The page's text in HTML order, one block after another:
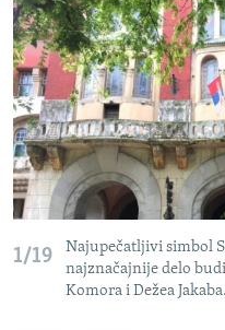
RSE PRIČE IZ SVIJETA
ISPRIČAJ MI
DNEVNO@RSE
SPECIJALI RSE
VIŠE OD NASLOVA
GENOCID U SREBRENICI
POPLAVE I KLIZIŠTA U BIH 2024.
TV LIBERTY
PRATITE NAS
Sve RFE/RL stranice
1/19
Najupečatljivi simbol
najznačajnije delo
Komora i Dežea Jakaba.